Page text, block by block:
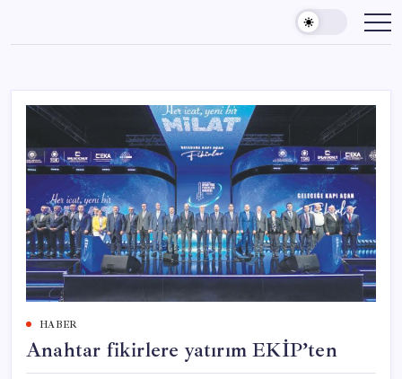
content
HABER
Anahtar fikirlere yatırım EKİP’ten